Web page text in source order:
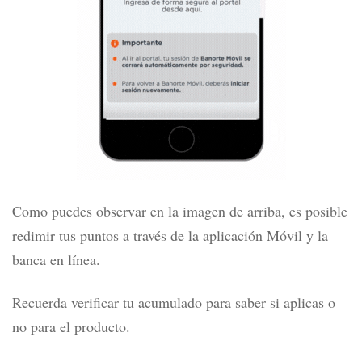
Como puedes observar en la imagen de arriba, es posible
redimir tus puntos a través de la aplicación Móvil y la
banca en línea.
Recuerda verificar tu acumulado para saber si aplicas o
no para el producto.